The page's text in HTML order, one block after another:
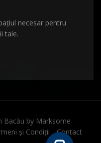
necesar pentru
tale.
Bacău by Marksome
și Condiții Contact